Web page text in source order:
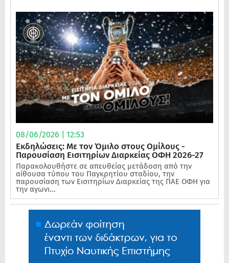
08/06/2026 | 12:53
Εκδηλώσεις: Με τον Όμιλο στους Ομίλους -
Παρουσίαση Εισιτηρίων Διαρκείας ΟΦΗ 2026-27
Παρακολουθήστε σε απευθείας μετάδοση από την
αίθουσα τύπου του Παγκρητίου σταδίου, την
παρουσίαση των Εισιτηρίων Διαρκείας της ΠΑΕ ΟΦΗ για
την αγωνι...